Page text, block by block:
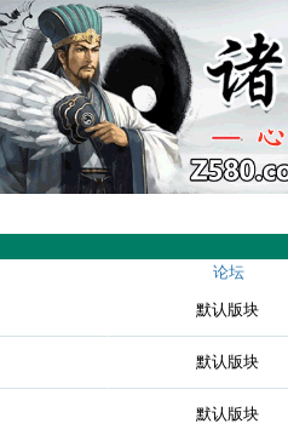
论坛
默认版块
默认版块
默认版块